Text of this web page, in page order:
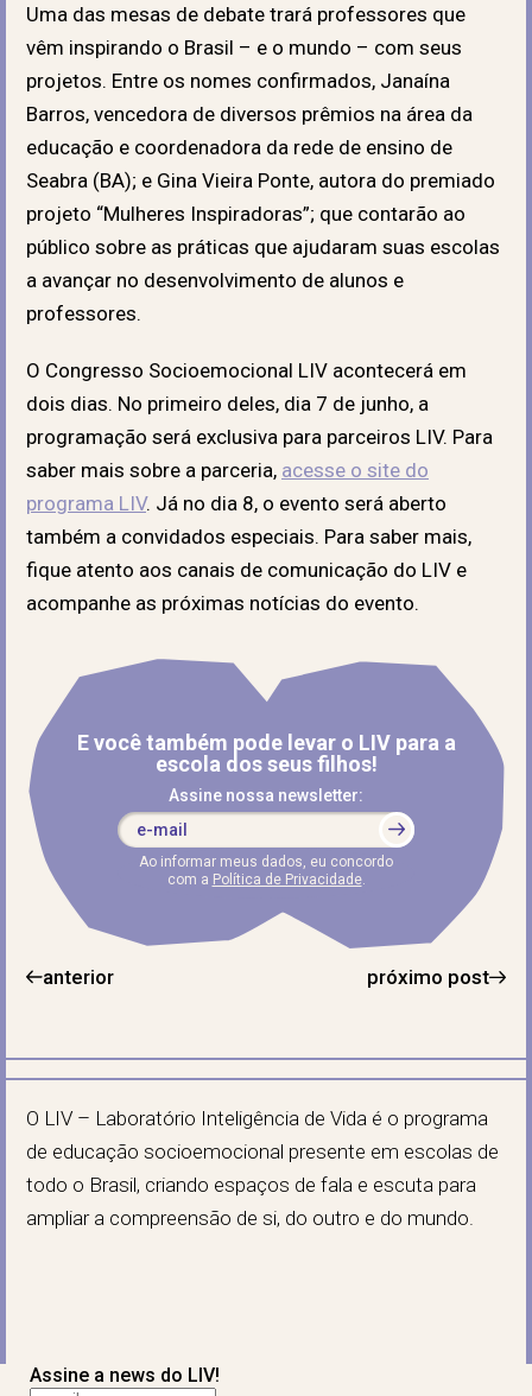
Uma das mesas de debate trará professores que
vêm inspirando o Brasil – e o mundo – com seus
projetos. Entre os nomes confirmados, Janaína
Barros, vencedora de diversos prêmios na área da
educação e coordenadora da rede de ensino de
Seabra (BA); e Gina Vieira Ponte, autora do premiado
projeto “Mulheres Inspiradoras”; que contarão ao
público sobre as práticas que ajudaram suas escolas
a avançar no desenvolvimento de alunos e
professores.
O Congresso Socioemocional LIV acontecerá em
dois dias. No primeiro deles, dia 7 de junho, a
programação será exclusiva para parceiros LIV. Para
saber mais sobre a parceria, acesse o site do
programa LIV. Já no dia 8, o evento será aberto
também a convidados especiais. Para saber mais,
fique atento aos canais de comunicação do LIV e
acompanhe as próximas notícias do evento.
E você também pode levar o LIV para a
escola dos seus filhos!
Assine nossa newsletter:
Ao informar meus dados, eu concordo
com a Política de Privacidade.
anterior próximo post
O LIV – Laboratório Inteligência de Vida é o programa
de educação socioemocional presente em escolas de
todo o Brasil, criando espaços de fala e escuta para
ampliar a compreensão de si, do outro e do mundo.
Assine a news do LIV!